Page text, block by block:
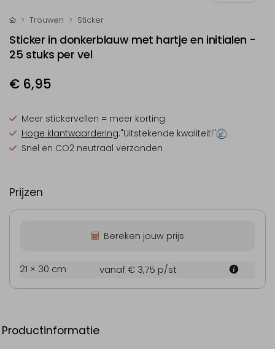
Trouwen Sticker
Sticker in donkerblauw met hartje en initialen -
25 stuks per vel
€ 6,95
Meer stickervellen = meer korting
Hoge klantwaardering:"Uitstekende kwaliteit!"
Snel en CO2 neutraal verzonden
Prijzen
Bereken jouw prijs
21 × 30 cm vanaf € 3,75 p/st
Productinformatie